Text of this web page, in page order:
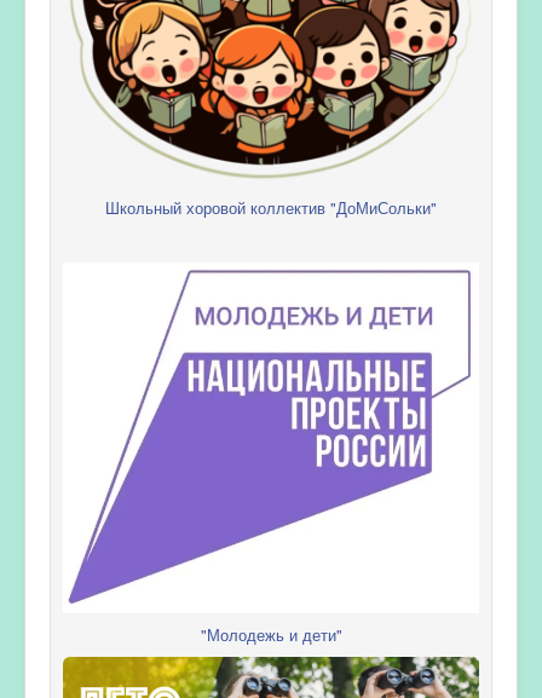
Школьный хоровой коллектив "ДоМиСольки"
"Молодежь и дети"